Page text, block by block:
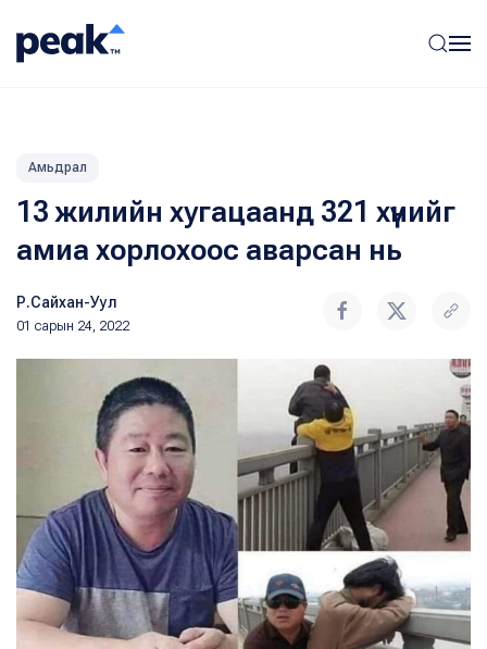
Амьдрал
13 жилийн хугацаанд 321 хүнийг
амиа хорлохоос аварсан нь
Р.Сайхан-Уул
01 сарын 24, 2022